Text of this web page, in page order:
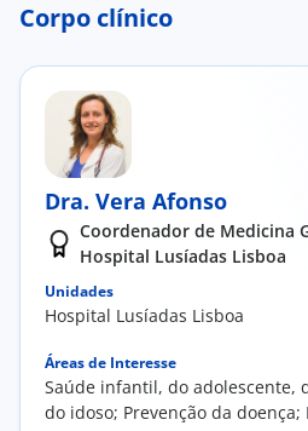
Corpo clínico
Dra. Vera Afonso
Coordenador de Medicina
Hospital Lusíadas Lisboa
Unidades
Hospital Lusíadas Lisboa
Áreas de Interesse
​Saúde infantil, do adolescente,
do idoso; Prevenção da doença;